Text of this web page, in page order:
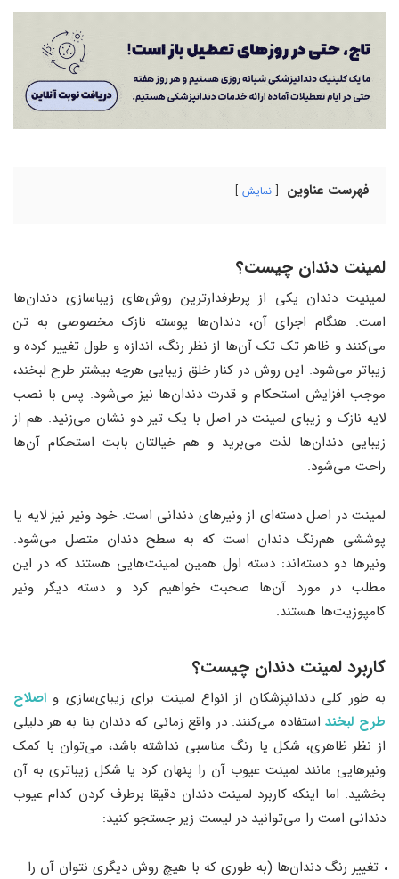
فهرست عناوین نمایش
لمینت دندان چیست؟
لمینیت دندان یکی از پرطرفدارترین روش‌های زیباسازی دندان‌ها
است. هنگام اجرای آن، دندان‌ها پوسته نازک مخصوصی به تن
می‌کنند و ظاهر تک تک آن‌ها از نظر رنگ، اندازه و طول تغییر کرده و
زیباتر می‌شود. این روش در کنار خلق زیبایی هرچه بیشتر طرح لبخند،
موجب افزایش استحکام و قدرت دندان‌ها نیز می‌شود. پس با نصب
لایه نازک و زیبای لمینت در اصل با یک تیر دو نشان می‌زنید. هم از
زیبایی دندان‌ها لذت می‌برید و هم خیالتان بابت استحکام آن‌ها
راحت می‌شود.
لمینت در اصل دسته‌ای از ونیرهای دندانی است. خود ونیر نیز لایه یا
پوششی هم‌رنگ دندان است که به سطح دندان متصل می‌شود.
ونیرها دو دسته‌اند: دسته اول همین لمینت‌هایی هستند که در این
مطلب در مورد آن‌ها صحبت خواهیم کرد و دسته دیگر ونیر
کامپوزیت‌ها هستند.
کاربرد لمینت دندان چیست؟
به طور کلی دندانپزشکان از انواع لمینت برای زیبای‌سازی و اصلاح
طرح لبخنداستفاده می‌کنند. در واقع زمانی که دندان بنا به هر دلیلی
از نظر ظاهری، شکل یا رنگ مناسبی نداشته باشد، می‌توان با کمک
ونیرهایی مانند لمینت عیوب آن را پنهان کرد یا شکل زیباتری به آن
بخشید. اما اینکه کاربرد لمینت دندان دقیقا برطرف کردن کدام عیوب
دندانی است را می‌توانید در لیست زیر جستجو کنید:
تغییر رنگ دندان‌ها (به طوری که با هیچ روش دیگری نتوان آن را